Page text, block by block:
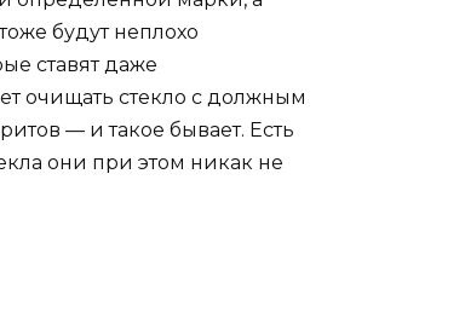
будут неплохо
ставят даже
очищать стекло с должным
— и такое бывает. Есть
они при этом никак не